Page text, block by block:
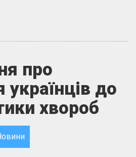
про
українців до
хвороб